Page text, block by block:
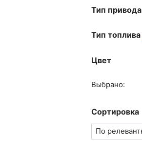
Тип привода
Тип топлива
Цвет
Выбрано:
Сортировка